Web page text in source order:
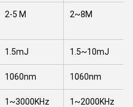
2-5 M 2~8M
1.5mJ 1.5~10mJ
1060nm 1060nm
1~3000KHz 1~2000KHz